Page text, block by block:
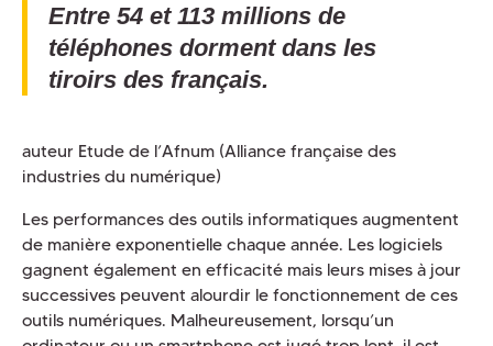
Entre 54 et 113 millions de
téléphones dorment dans les
tiroirs des français.
auteur Etude de l’Afnum (Alliance française des
industries du numérique)
Les performances des outils informatiques augmentent
de manière exponentielle chaque année. Les logiciels
gagnent également en efficacité mais leurs mises à jour
successives peuvent alourdir le fonctionnement de ces
outils numériques. Malheureusement, lorsqu’un